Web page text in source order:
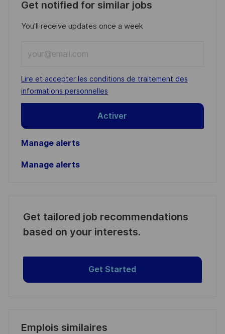
Get notified for similar jobs
You'll receive updates once a week
Email
address
(Required)
Required
Lire et accepter les conditions de traitement des
informations personnelles
Activer
Manage alerts
Manage alerts
Get tailored job recommendations
based on your interests.
Get Started
Emplois similaires